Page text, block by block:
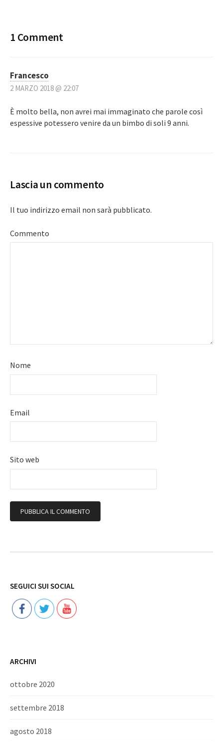
1 Comment
Francesco
2 MARZO 2018 @ 22:07
È molto bella, non avrei mai immaginato che parole così
espessive potessero venire da un bimbo di soli 9 anni.
Lascia un commento
Il tuo indirizzo email non sarà pubblicato.
Commento
Nome
Email
Sito web
SEGUICI SUI SOCIAL
ARCHIVI
ottobre 2020
settembre 2018
agosto 2018